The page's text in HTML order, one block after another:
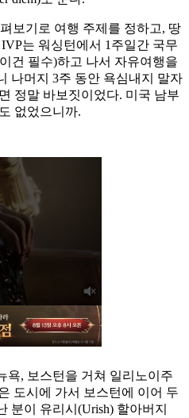
보기로 여행 주제를 정하고, 땅
는 워싱턴에서 1주일간 국무
건 필수)하고 나서 자유여행을
나머지 3주 동안 욕심내지 말자
정말 바보짓이었다. 미국 남부
없었으니까.
욕, 보스턴을 거쳐 일리노이주
도시에 가서 보스턴에 이어 두
분이 유리시(Urish) 할아버지